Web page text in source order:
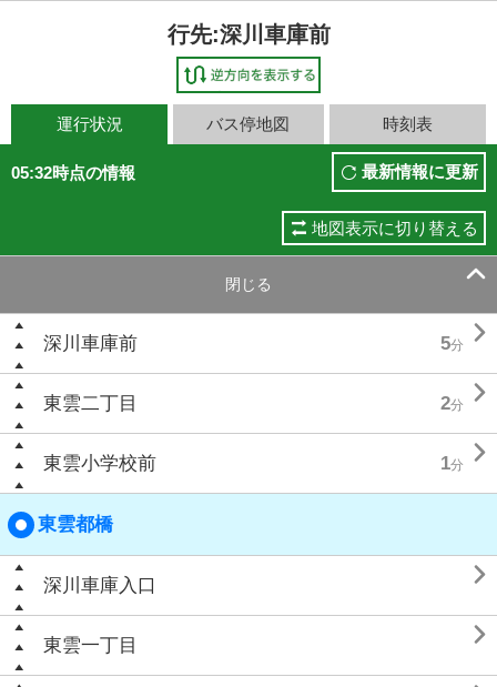
行先:深川車庫前
運行状況 バス停地図 時刻表
05:32時点の情報 最新情報に更新
地図表示に切り替える
閉じる 
深川車庫前 5分 
東雲二丁目 2分 
東雲小学校前 1分 
東雲都橋
深川車庫入口 
東雲一丁目 